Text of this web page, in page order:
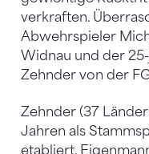
verkraften.
Abwehrspieler
Widnau und der
Zehnder von der
Zehnder (37
Jahren als
etabliert.